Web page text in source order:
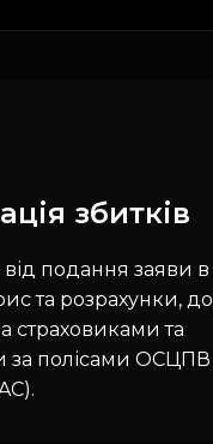
збитків
подання заяви в
та розрахунки, до
страховиками та
за полісами ОСЦПВ